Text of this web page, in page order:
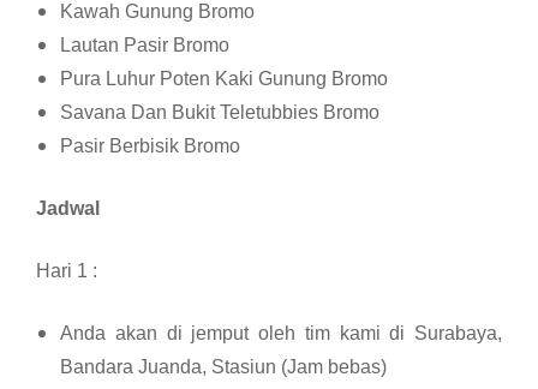
Kawah Gunung Bromo
Lautan Pasir Bromo
Pura Luhur Poten Kaki Gunung Bromo
Savana Dan Bukit Teletubbies Bromo
Pasir Berbisik Bromo
Jadwal
Hari 1 :
Anda akan di jemput oleh tim kami di Surabaya,
Bandara Juanda, Stasiun (Jam bebas)